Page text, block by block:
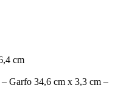
cm
Garfo 34,6 cm x 3,3 cm –